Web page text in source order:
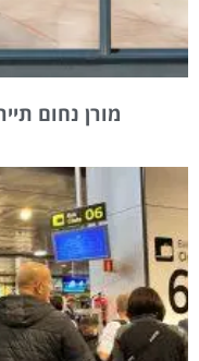
מורן נחום